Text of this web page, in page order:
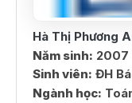
Hà Thị Phương
Năm sinh: 2007
Sinh viên: ĐH
Ngành học: